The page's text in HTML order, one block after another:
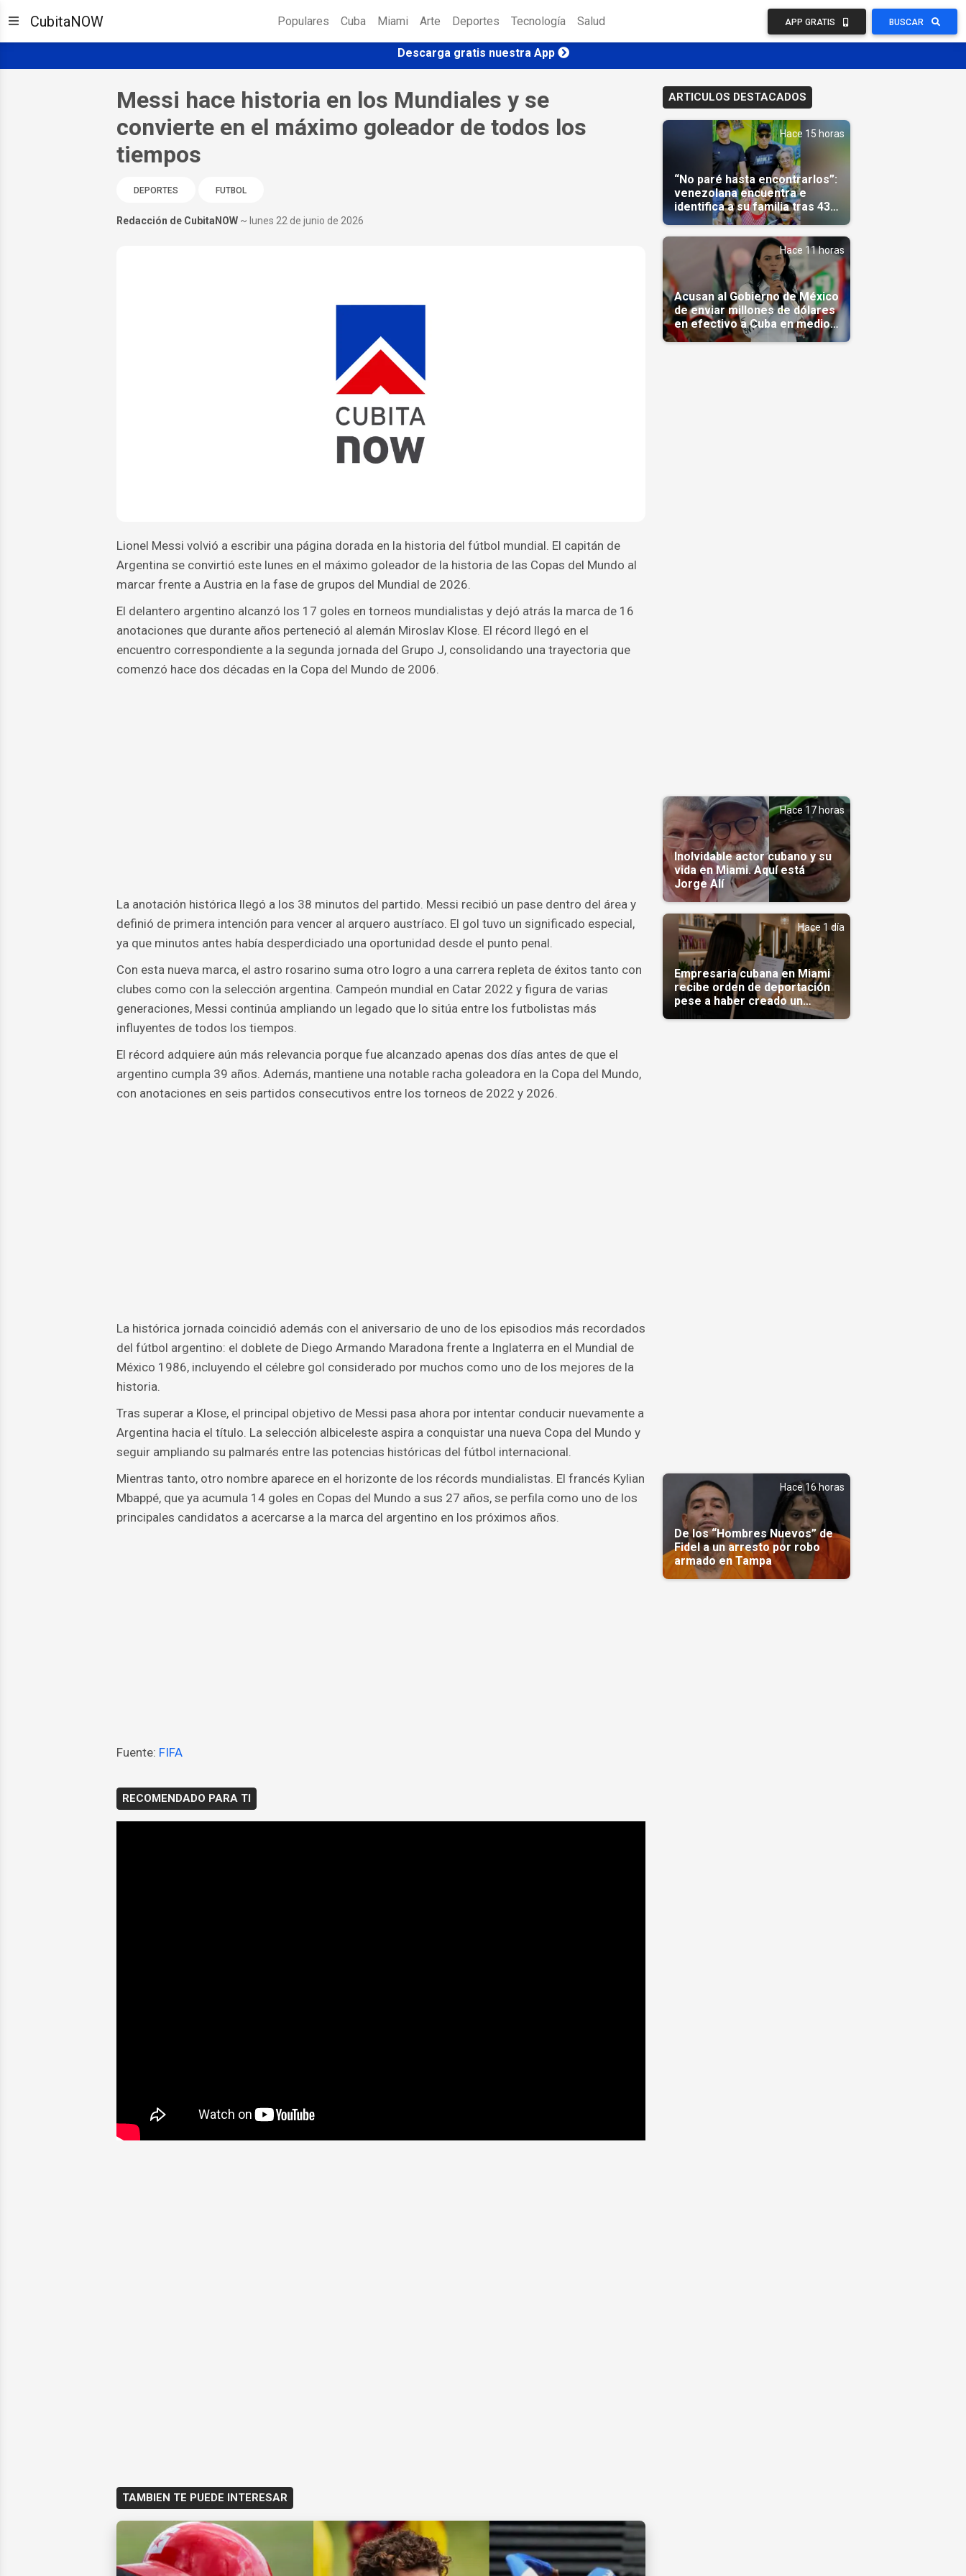
CubitaNOW Populares Cuba Miami Arte Deportes Tecnología Salud APP GRATIS BUSCAR
Descarga gratis nuestra App
Messi hace historia en los Mundiales y se
convierte en el máximo goleador de todos los
tiempos
DEPORTES FUTBOL
Redacción de CubitaNOW ~ lunes 22 de junio de 2026
Lionel Messi volvió a escribir una página dorada en la historia del fútbol mundial. El capitán de
Argentina se convirtió este lunes en el máximo goleador de la historia de las Copas del Mundo al
marcar frente a Austria en la fase de grupos del Mundial de 2026.
El delantero argentino alcanzó los 17 goles en torneos mundialistas y dejó atrás la marca de 16
anotaciones que durante años perteneció al alemán Miroslav Klose. El récord llegó en el
encuentro correspondiente a la segunda jornada del Grupo J, consolidando una trayectoria que
comenzó hace dos décadas en la Copa del Mundo de 2006.
La anotación histórica llegó a los 38 minutos del partido. Messi recibió un pase dentro del área y
definió de primera intención para vencer al arquero austríaco. El gol tuvo un significado especial,
ya que minutos antes había desperdiciado una oportunidad desde el punto penal.
Con esta nueva marca, el astro rosarino suma otro logro a una carrera repleta de éxitos tanto con
clubes como con la selección argentina. Campeón mundial en Catar 2022 y figura de varias
generaciones, Messi continúa ampliando un legado que lo sitúa entre los futbolistas más
influyentes de todos los tiempos.
El récord adquiere aún más relevancia porque fue alcanzado apenas dos días antes de que el
argentino cumpla 39 años. Además, mantiene una notable racha goleadora en la Copa del Mundo,
con anotaciones en seis partidos consecutivos entre los torneos de 2022 y 2026.
La histórica jornada coincidió además con el aniversario de uno de los episodios más recordados
del fútbol argentino: el doblete de Diego Armando Maradona frente a Inglaterra en el Mundial de
México 1986, incluyendo el célebre gol considerado por muchos como uno de los mejores de la
historia.
Tras superar a Klose, el principal objetivo de Messi pasa ahora por intentar conducir nuevamente a
Argentina hacia el título. La selección albiceleste aspira a conquistar una nueva Copa del Mundo y
seguir ampliando su palmarés entre las potencias históricas del fútbol internacional.
Mientras tanto, otro nombre aparece en el horizonte de los récords mundialistas. El francés Kylian
Mbappé, que ya acumula 14 goles en Copas del Mundo a sus 27 años, se perfila como uno de los
principales candidatos a acercarse a la marca del argentino en los próximos años.
Fuente: FIFA
RECOMENDADO PARA TI
TAMBIEN TE PUEDE INTERESAR
ARTICULOS DESTACADOS
Hace 15 horas
“No paré hasta encontrarlos”:
venezolana encuentra e
identifica a su familia tras 43
días del terremoto
Hace 11 horas
Acusan al Gobierno de México
de enviar millones de dólares
en efectivo a Cuba en medio
de la crisis de la Isla
Hace 17 horas
Inolvidable actor cubano y su
vida en Miami. Aquí está
Jorge Alí
Hace 1 día
Empresaria cubana en Miami
recibe orden de deportación
pese a haber creado un
Hace 16 horas
De los “Hombres Nuevos” de
Fidel a un arresto por robo
armado en Tampa